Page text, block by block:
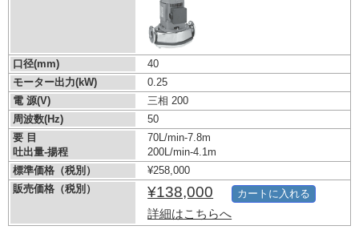
口径(mm)
40
モーター出力(kW)
0.25
電 源(V)
三相 200
周波数(Hz)
50
要 目
吐出量-揚程
70L/min-7.8m
200L/min-4.1m
標準価格（税別）
¥258,000
販売価格（税別）
¥138,000
詳細はこちらへ
カートに入れる